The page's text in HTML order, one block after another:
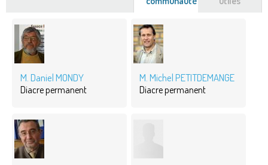
M. Daniel MONDY
Diacre permanent
M. Michel PETITDEMANGE
Diacre permanent